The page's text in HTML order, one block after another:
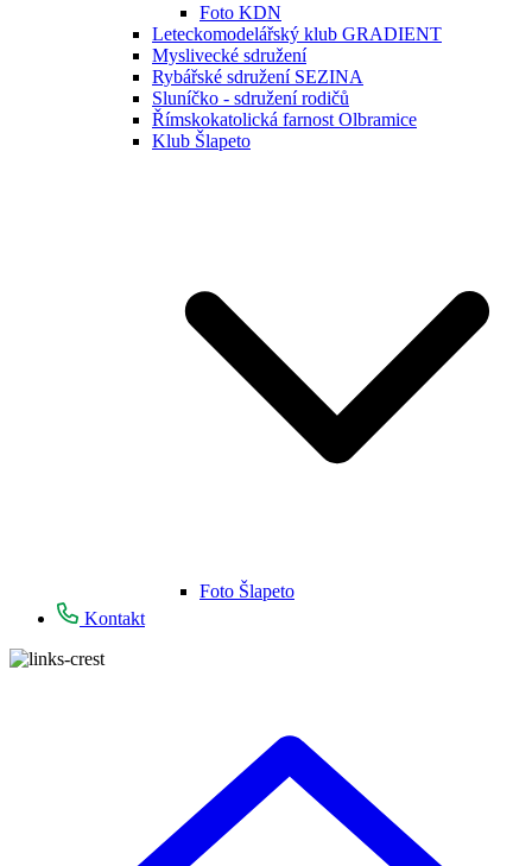
Foto KDN
Leteckomodelářský klub GRADIENT
Myslivecké sdružení
Rybářské sdružení SEZINA
Sluníčko - sdružení rodičů
Římskokatolická farnost Olbramice
Klub Šlapeto
Foto Šlapeto
Kontakt